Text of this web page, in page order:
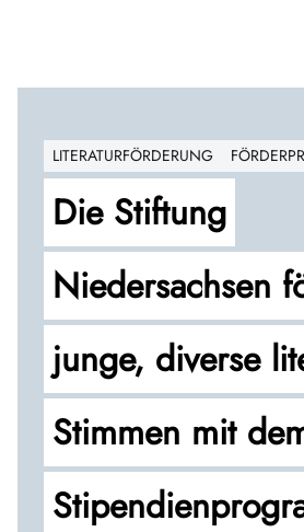
LITERATURFÖRDERUNG
Die Stiftung
Niedersachsen
junge, diverse
Stimmen mit